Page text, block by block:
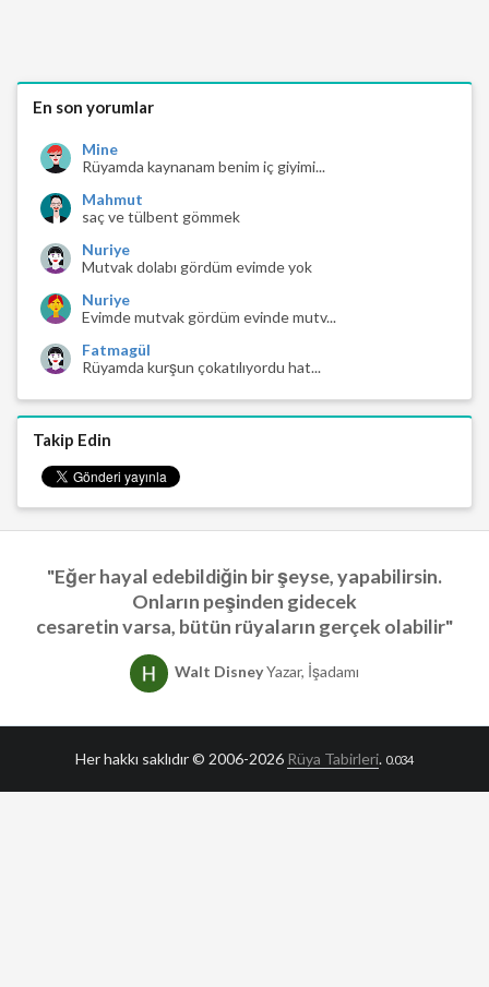
En son yorumlar
Mine
Rüyamda kaynanam benim iç giyimi...
Mahmut
saç ve tülbent gömmek
Nuriye
Mutvak dolabı gördüm evimde yok
Nuriye
Evimde mutvak gördüm evinde mutv...
Fatmagül
Rüyamda kurşun çokatılıyordu hat...
Takip Edin
"Eğer hayal edebildiğin bir şeyse, yapabilirsin.
Onların peşinden gidecek
cesaretin varsa, bütün rüyaların gerçek olabilir"
Walt DisneyYazar, İşadamı
Her hakkı saklıdır © 2006-2026 Rüya Tabirleri. 0.034